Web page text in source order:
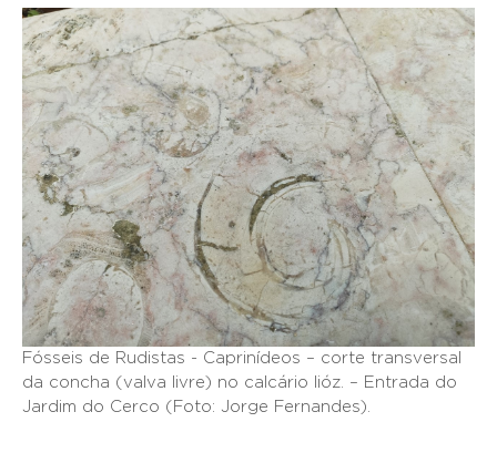
Fósseis de Rudistas - Caprinídeos – corte transversal
da concha (valva livre) no calcário lióz. – Entrada do
Jardim do Cerco (Foto: Jorge Fernandes).